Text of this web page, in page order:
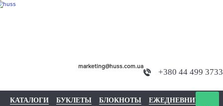
+380 44 499 3733
marketing@huss.com.ua
КАТАЛОГИ БУКЛЕТЫ БЛОКНОТЫ
ЕЖЕДНЕВНИКИ